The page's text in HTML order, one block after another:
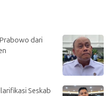
dari
Seskab